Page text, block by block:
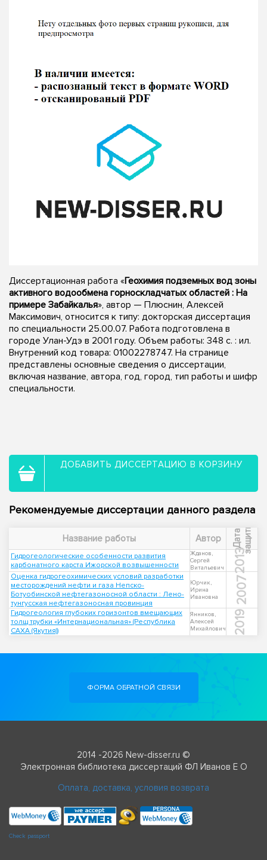
Диссертационная работа «Геохимия подземных вод зоны
активного водообмена горноскладчатых областей : На
примере Забайкалья», автор — Плюснин, Алексей
Максимович, относится к типу: докторская диссертация
по специальности 25.00.07. Работа подготовлена в
городе Улан-Удэ в 2001 году. Объем работы: 348 с. : ил.
Внутренний код товара: 01002278747. На странице
представлены основные сведения о диссертации,
включая название, автора, год, город, тип работы и шифр
специальности.
ДОБАВИТЬ ДИССЕРТАЦИЮ В КОРЗИНУ
Рекомендуемые диссертации данного раздела
Название работы Автор Д
а
т
а
з
а
щ
и
т ы
Гидрогеологические особенности развития
карбонатного карста Ижорской возвышенности
Жданов,
Сергей
Витальевич
2013
Оценка гидрогеохимических условий разработки
месторождений нефти и газа Непско-
Ботуобинской нефтегазоносной области : Лено-
тунгусская нефтегазоносная провинция
Юрчик,
Ирина
Ивановна
2007
Гидрогеология глубоких горизонтов вмещающих
толщ трубки «Интернациональная» (Республика
САХА (Якутия))
Янников,
Алексей
Михайлович
2019
ФОРМА ОБРАТНОЙ СВЯЗИ
2014 -2026 New-disser.ru ©
Электронная библиотека диссертаций ФЛ Иванов Е О
Оплата, доставка, условия возврата
Check passport